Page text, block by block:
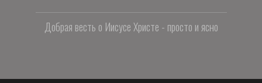
Добрая весть о Иисусе Христе - просто и ясно